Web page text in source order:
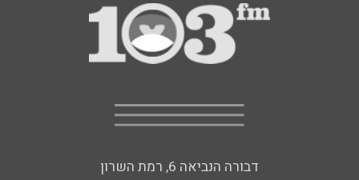
דבורה הנביאה 6, רמת השרון